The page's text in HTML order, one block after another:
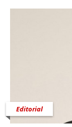
Editorial